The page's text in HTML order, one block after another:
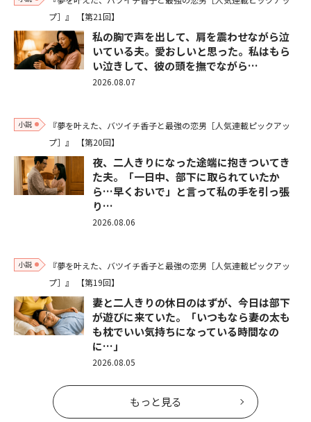
プ］』
【第21回】
私の胸で声を出して、肩を震わせながら泣
いている夫。愛おしいと思った。私はもら
い泣きして、彼の頭を撫でながら…
2026.08.07
小説
『夢を叶えた、バツイチ香子と最強の恋男［人気連載ピックアッ
プ］』
【第20回】
夜、二人きりになった途端に抱きついてき
た夫。「一日中、部下に取られていたか
ら…早くおいで」と言って私の手を引っ張
り…
2026.08.06
小説
『夢を叶えた、バツイチ香子と最強の恋男［人気連載ピックアッ
プ］』
【第19回】
妻と二人きりの休日のはずが、今日は部下
が遊びに来ていた。「いつもなら妻の太も
も枕でいい気持ちになっている時間なの
に…」
2026.08.05
もっと見る